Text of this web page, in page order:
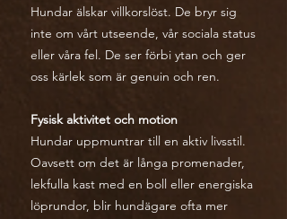
Hundar älskar villkorslöst. De bryr sig
inte om vårt utseende, vår sociala status
eller våra fel. De ser förbi ytan och ger
oss kärlek som är genuin och ren.
Fysisk aktivitet och motion
Hundar uppmuntrar till en aktiv livsstil.
Oavsett om det är långa promenader,
lekfulla kast med en boll eller energiska
löprundor, blir hundägare ofta mer